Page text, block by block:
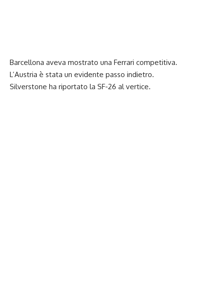
Barcellona aveva mostrato una Ferrari competitiva.
L’Austria è stata un evidente passo indietro.
Silverstone ha riportato la SF-26 al vertice.